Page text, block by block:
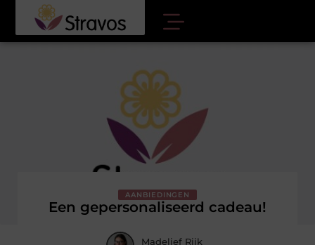
AANBIEDINGEN
Een gepersonaliseerd cadeau!
Madelief Rijk